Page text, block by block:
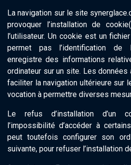
La navigation sur le site
provoquer l’installation de
l’utilisateur. Un cookie est un
permet pas l’identification de
enregistre des informations
ordinateur sur un site. Les
faciliter la navigation ultérieure sur
vocation à permettre diverses
Le refus d’installation d’un
l’impossibilité d’accéder à
peut toutefois configurer son
suivante, pour refuser l’installation